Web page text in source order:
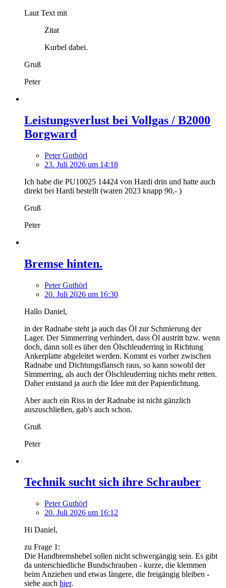
Laut Text mit
Zitat
Kurbel dabei.
Gruß
Peter
Leistungsverlust bei Vollgas / B2000
Borgward
Peter Guthörl
23. Juli 2026 um 14:18
Ich habe die PU10025 14424 von Hardi drin und hatte auch
direkt bei Hardi bestellt (waren 2023 knapp 90,- )
Gruß
Peter
Bremse hinten.
Peter Guthörl
20. Juli 2026 um 16:30
Hallo Daniel,
in der Radnabe steht ja auch das Öl zur Schmierung der
Lager. Der Simmerring verhindert, dass Öl austritt bzw. wenn
doch, dann soll es über den Ölschleuderring in Richtung
Ankerplatte abgeleitet werden. Kommt es vorher zwischen
Radnabe und Dichtungsflansch raus, so kann sowohl der
Simmerring, als auch der Ölschleuderring nichts mehr retten.
Daher entstand ja auch die Idee mit der Papierdichtung.
Aber auch ein Riss in der Radnabe ist nicht gänzlich
auszuschließen, gab's auch schon.
Gruß
Peter
Technik sucht sich ihre Schrauber
Peter Guthörl
20. Juli 2026 um 16:12
Hi Daniel,
zu Frage 1:
Die Handbremshebel sollen nicht schwergängig sein. Es gibt
da unterschiedliche Bundschrauben - kurze, die klemmen
beim Anziehen und etwas längere, die freigängig bleiben -
siehe auch hier.